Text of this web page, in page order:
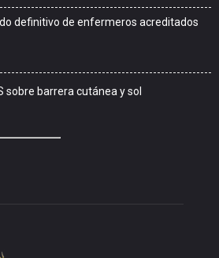
definitivo de enfermeros acreditados
sobre barrera cutánea y sol